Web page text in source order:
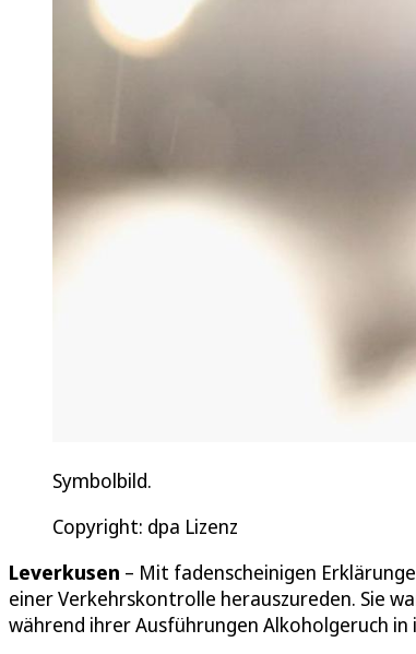
Symbolbild.
Copyright: dpa Lizenz
Leverkusen – Mit fadenscheinigen
einer Verkehrskontrolle herauszureden. Sie
während ihrer Ausführungen Alkoholgeruch